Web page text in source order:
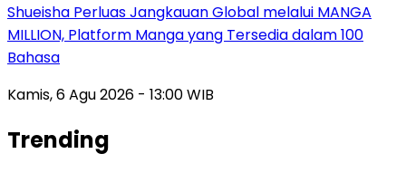
Shueisha Perluas Jangkauan Global melalui MANGA
MILLION, Platform Manga yang Tersedia dalam 100
Bahasa
Kamis, 6 Agu 2026 - 13:00 WIB
Trending